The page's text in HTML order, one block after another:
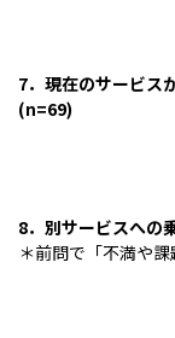
7．現在のサービス
(n=69)
8．別サービスへの
＊前問で「不満や